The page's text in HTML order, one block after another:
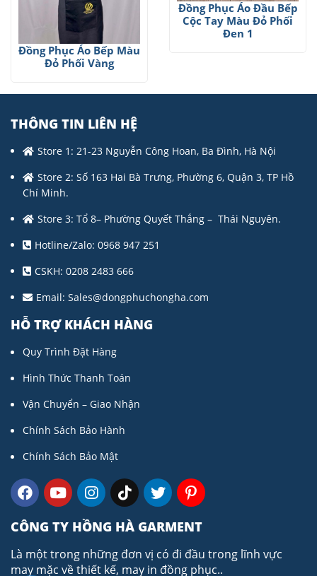
Đồng Phục Áo Bếp Màu
Đỏ Phối Vàng
Đồng Phục Áo Đầu Bếp
Cộc Tay Màu Đỏ Phối
Đen 1
THÔNG TIN LIÊN HỆ
Store 1: 21-23 Nguyễn Công Hoan, Ba Đình, Hà Nội
Store 2: Số 163 Hai Bà Trưng, Phường 6, Quận 3, TP Hồ
Chí Minh.
Store 3: Tổ 8– Phường Quyết Thắng – Thái Nguyên.
Hotline/Zalo: 0968 947 251
CSKH: 0208 2483 666
Email: Sales@dongphuchongha.com
HỖ TRỢ KHÁCH HÀNG
Quy Trình Đặt Hàng
Hình Thức Thanh Toán
Vận Chuyển – Giao Nhận
Chính Sách Bảo Hành
Chính Sách Bảo Mật
CÔNG TY HỒNG HÀ GARMENT
Là một trong những đơn vị có đi đầu trong lĩnh vực
may mặc về thiết kế, may in đồng phục..